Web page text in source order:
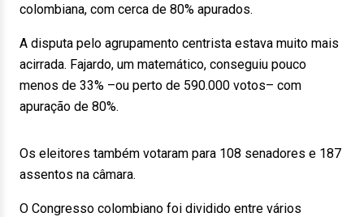
colombiana, com cerca de 80% apurados.
A disputa pelo agrupamento centrista estava muito mais
acirrada. Fajardo, um matemático, conseguiu pouco
menos de 33% –ou perto de 590.000 votos– com
apuração de 80%.
Os eleitores também votaram para 108 senadores e 187
assentos na câmara.
O Congresso colombiano foi dividido entre vários